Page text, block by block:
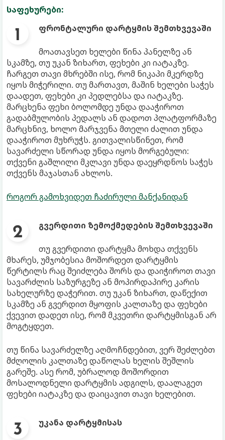
საფეხურები:
ფრონტალური დარტყმის შემთხვევაში
მოათავსეთ ხელები წინა პანელზე ან
სკამზე, თუ უკან ზიხართ, ფეხები კი იატაკზე.
ჩარგეთ თავი მხრებში ისე, რომ ნიკაპი მკერდზე
იყოს მიჭერილი. თუ მართავთ, მაშინ ხელები საჭეს
დაადეთ, ფეხები კი პედლებსა და იატაკზე.
მარცხენა ფეხი ბოლომდე უნდა დააჭიროთ
გადაბმულობის პედალს ან დადოთ პლატფორმაზე
მარცხნივ, ხოლო მარჯვენა მთელი ძალით უნდა
დააჭიროთ მუხრუჭს. გითვალისწინეთ, რომ
სავარძელი სწორად უნდა იყოს მორგებული:
თქვენი გაშლილი მკლავი უნდა დაეყრდნოს საჭეს
თქვენს მაჯასთან ახლოს.
როგორ გამოხვიდეთ ჩაძირული მანქანიდან
გვერდითი ზემოქმედების შემთხვევაში
თუ გვერდითი დარტყმა მოხდა თქვენს
მხარეს, უმჯობესია მოშორდეთ დარტყმის
წერტილს რაც შეიძლება შორს და დაიჭიროთ თავი
სავარძლის საზურგეზე ან მოპირდაპირე კარის
სახელურზე დაჭერით. თუ უკან ზიხართ, დაწექით
სკამზე ან გვერდით მყოფის კალთაზე და ფეხები
ქვევით დადეთ ისე, რომ მკვეთრი დარტყმისგან არ
მოგტყდეთ.
თუ წინა სავარძელზე აღმოჩნდებით, ვერ შეძლებთ
მძღოლის კალთაზე დაწოლას ხელის შეშლის
გარეშე. ასე რომ, უბრალოდ მოშორდით
მოსალოდნელი დარტყმის ადგილს, დაალაგეთ
ფეხები იატაკზე და დაიცავით თავი ხელებით.
უკანა დარტყმისას